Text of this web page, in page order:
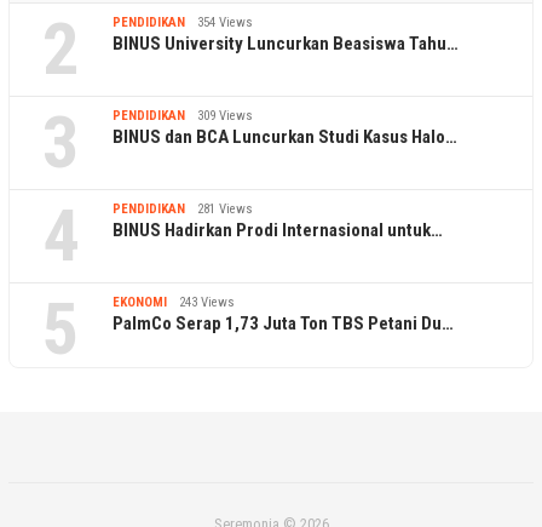
2 PENDIDIKAN 354 Views
BINUS University Luncurkan Beasiswa Tahu…
3 PENDIDIKAN 309 Views
BINUS dan BCA Luncurkan Studi Kasus Halo…
4 PENDIDIKAN 281 Views
BINUS Hadirkan Prodi Internasional untuk…
5 EKONOMI 243 Views
PalmCo Serap 1,73 Juta Ton TBS Petani Du…